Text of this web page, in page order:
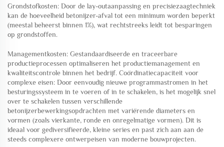
Grondstofkosten: Door de lay-outaanpassing en precisiezaagtechniek
kan de hoeveelheid betonijzer-afval tot een minimum worden beperkt
(meestal beheerst binnen 1%), wat rechtstreeks leidt tot besparingen
op grondstoffen.
Managementkosten: Gestandaardiseerde en traceerbare
productieprocessen optimaliseren het productiemanagement en
kwaliteitscontrole binnen het bedrijf. Coördinatiecapaciteit voor
complexe eisen: Door eenvoudig nieuwe programmastromen in het
besturingssysteem in te voeren of in te schakelen, is het mogelijk snel
over te schakelen tussen verschillende
betonijzerbewerkingsopdrachten met variërende diameters en
vormen (zoals vierkante, ronde en onregelmatige vormen). Dit is
ideaal voor gediversifieerde, kleine series en past zich aan aan de
steeds complexere ontwerpeisen van moderne bouwprojecten.